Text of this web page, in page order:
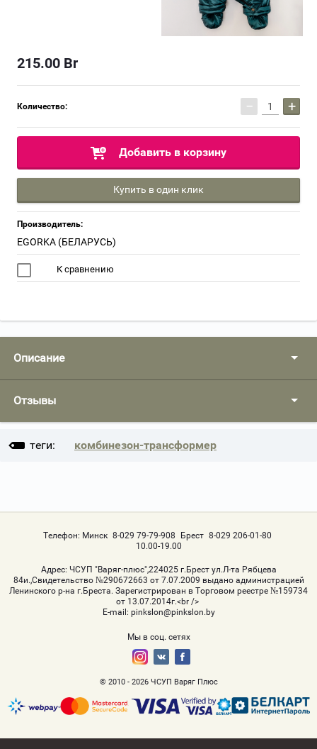
215.00 Br
Количество: − +
Добавить в корзину
Купить в один клик
Производитель:
EGORKA (БЕЛАРУСЬ)
К сравнению
Описание
Отзывы
теги: комбинезон-трансформер
Телефон: Минск 8-029 79-79-908 Брест 8-029 206-01-80
10.00-19.00
Адрес: ЧСУП "Варяг-плюс",224025 г.Брест ул.Л-та Рябцева
84и.,Свидетельство №290672663 от 7.07.2009 выдано администрацией
Ленинского р-на г.Бреста. Зарегистрирован в Торговом реестре №159734
от 13.07.2014г.<br />
Е-mail: pinkslon@pinkslon.by
Мы в соц. сетях
© 2010 - 2026 ЧСУП Варяг Плюс